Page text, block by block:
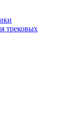
трековых